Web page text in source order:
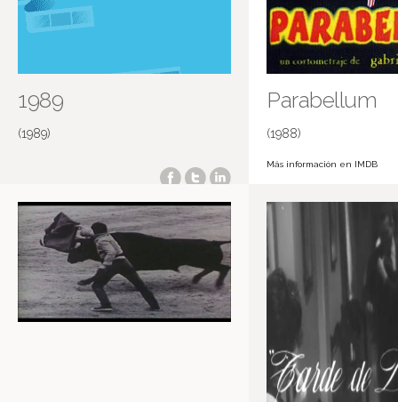
1989
(1989)
Parabellum
(1988)
Más información en IMDB